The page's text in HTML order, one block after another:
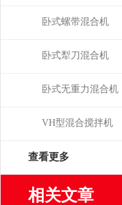
卧式螺带混合机
卧式犁刀混合机
卧式无重力混合机
VH型混合搅拌机
查看更多
相关文章